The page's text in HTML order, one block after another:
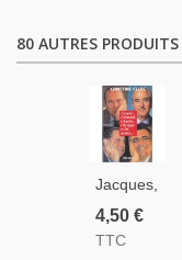
80 AUTRES
Jacques,
Edouard,
Charles,
4,50 €
TTC